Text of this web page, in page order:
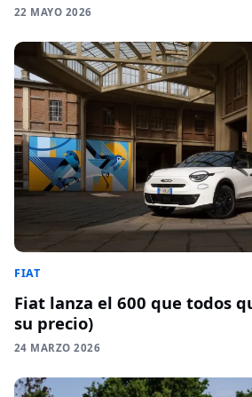
22 MAYO 2026
FIAT
Fiat lanza el 600 que todos
su precio)
24 MARZO 2026